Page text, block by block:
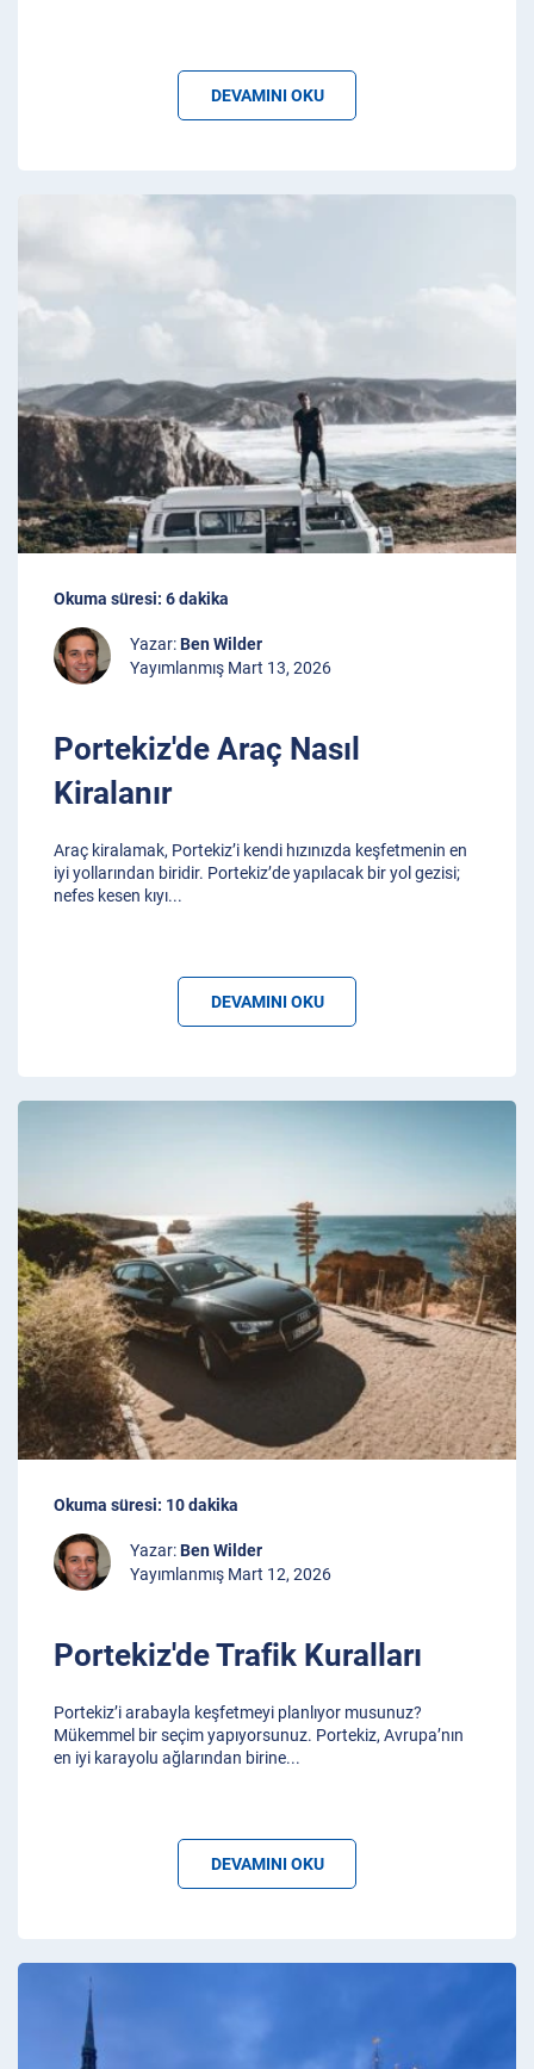
DEVAMINI OKU
Okuma süresi: 6 dakika
Yazar:Ben Wilder
Yayımlanmış Mart 13, 2026
Portekiz'de Araç Nasıl
Kiralanır
Araç kiralamak, Portekiz’i kendi hızınızda keşfetmenin en
iyi yollarından biridir. Portekiz’de yapılacak bir yol gezisi;
nefes kesen kıyı...
DEVAMINI OKU
Okuma süresi: 10 dakika
Yazar:Ben Wilder
Yayımlanmış Mart 12, 2026
Portekiz'de Trafik Kuralları
Portekiz’i arabayla keşfetmeyi planlıyor musunuz?
Mükemmel bir seçim yapıyorsunuz. Portekiz, Avrupa’nın
en iyi karayolu ağlarından birine...
DEVAMINI OKU